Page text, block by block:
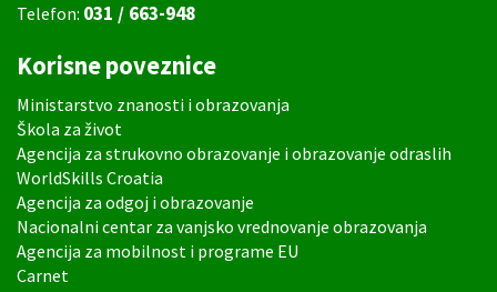
Telefon: 031 / 663-948
Korisne poveznice
Ministarstvo znanosti i obrazovanja
Škola za život
Agencija za strukovno obrazovanje i obrazovanje odraslih
WorldSkills Croatia
Agencija za odgoj i obrazovanje
Nacionalni centar za vanjsko vrednovanje obrazovanja
Agencija za mobilnost i programe EU
Carnet